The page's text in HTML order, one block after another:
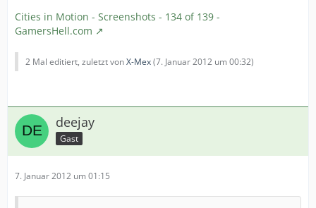
Cities in Motion - Screenshots - 134 of 139 -
GamersHell.com
2 Mal editiert, zuletzt vonX-Mex(7. Januar 2012 um 00:32)
deejay
Gast
7. Januar 2012 um 01:15